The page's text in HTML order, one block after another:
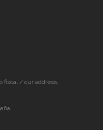
fiscal / our address: